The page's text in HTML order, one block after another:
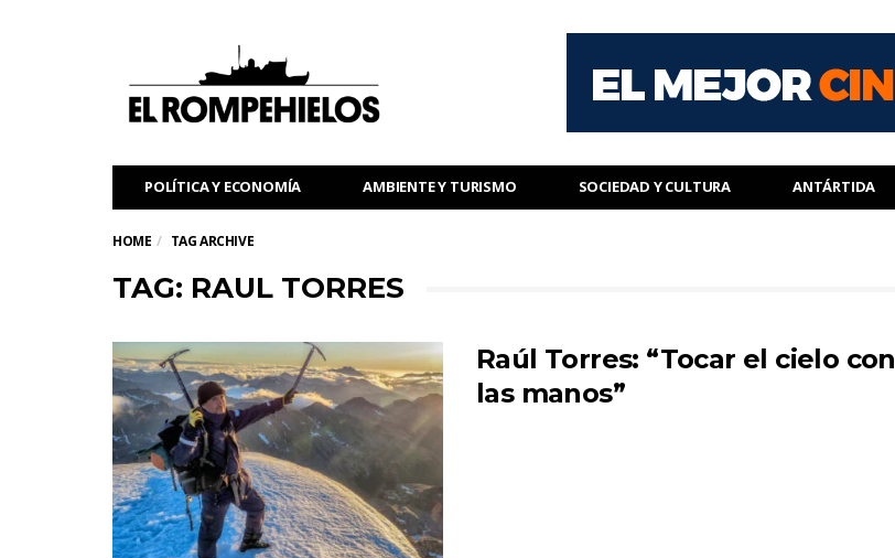
POLÍTICA Y ECONOMÍA AMBIENTE Y TURISMO SOCIEDAD Y CULTURA ANTÁRTIDA
HOME TAG ARCHIVE
TAG: RAUL TORRES
Raúl Torres: “Tocar el cielo con
las manos”